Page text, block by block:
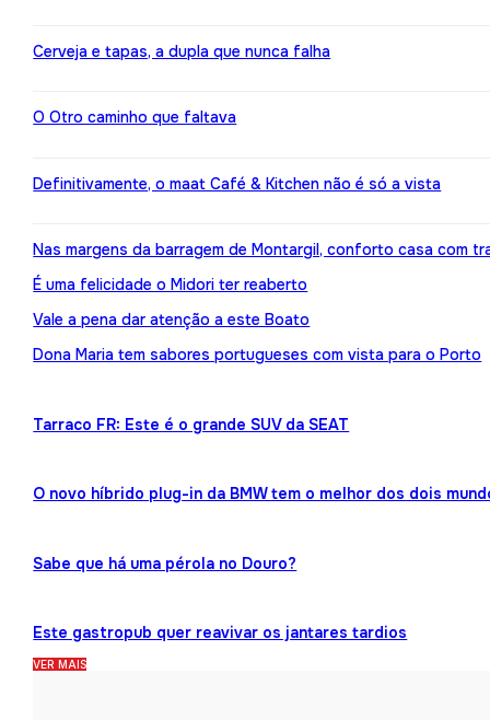
Cerveja e tapas, a dupla que nunca falha
O Otro caminho que faltava
Definitivamente, o maat Café & Kitchen não é só a vista
Nas margens da barragem de Montargil, conforto casa com
É uma felicidade o Midori ter reaberto
Vale a pena dar atenção a este Boato
Dona Maria tem sabores portugueses com vista para o Porto
Tarraco FR: Este é o grande SUV da SEAT
O novo híbrido plug-in da BMW tem o melhor dos dois
Sabe que há uma pérola no Douro?
Este gastropub quer reavivar os jantares tardios
VER MAIS